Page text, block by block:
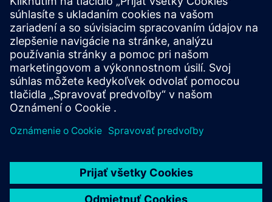
Zjednodušte programovanie zložitých dielov
pomocou technológie NX X Manufacturing Premium,
vychádzajúc z produktu Advanced s viacosovým
obrábaním poháňaným cloudovými technológiami.